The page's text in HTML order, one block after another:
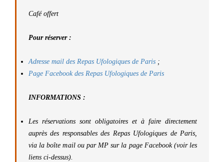
Café offert
Pour réserver :
Adresse mail des Repas Ufologiques de Paris ;
Page Facebook des Repas Ufologiques de Paris
INFORMATIONS :
Les réservations sont obligatoires et à faire directement
auprès des responsables des Repas Ufologiques de Paris,
via la boîte mail ou par MP sur la page Facebook (voir les
liens ci-dessus).